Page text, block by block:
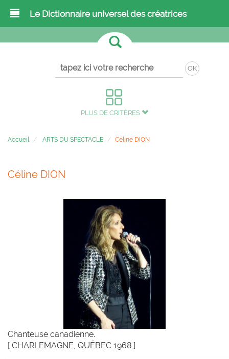
Le Dictionnaire universel des créatrices
OK
PLUS DE CRITÈRES
Accueil ARTS DU SPECTACLE Céline DION
Céline DION
Chanteuse canadienne.
[ CHARLEMAGNE, QUÉBEC 1968 ]